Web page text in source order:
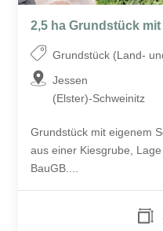
2,5 ha Grundstück
Grundstück (Land-
Jessen
(Elster)-Schweinitz
Grundstück mit eigenem
aus einer Kiesgrube,
BauGB....